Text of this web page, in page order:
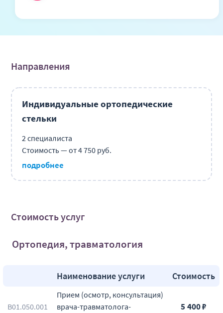
Направления
Индивидуальные ортопедические
стельки
2 специалиста
Стоимость — от 4 750 руб.
подробнее
Стоимость услуг
Ортопедия, травматология
Наименование услуги Стоимость
B01.050.001
Прием (осмотр, консультация)
врача-травматолога-
5 400 ₽